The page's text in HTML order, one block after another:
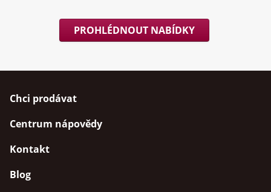
PROHLÉDNOUT NABÍDKY
Chci prodávat
Centrum nápovědy
Kontakt
Blog